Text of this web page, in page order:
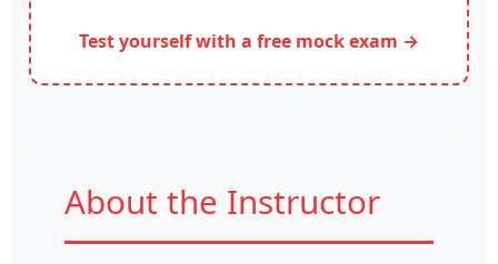
Test yourself with a free mock exam →
About the Instructor